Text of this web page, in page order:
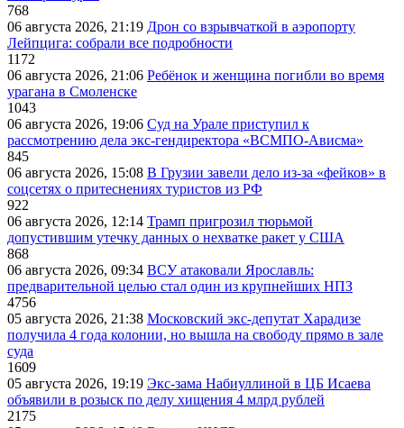
768
06 августа 2026, 21:19 Дрон со взрывчаткой в аэропорту
Лейпцига: собрали все подробности
1172
06 августа 2026, 21:06 Ребёнок и женщина погибли во время
урагана в Смоленске
1043
06 августа 2026, 19:06 Суд на Урале приступил к
рассмотрению дела экс-гендиректора «ВСМПО-Ависма»
845
06 августа 2026, 15:08 В Грузии завели дело из-за «фейков» в
соцсетях о притеснениях туристов из РФ
922
06 августа 2026, 12:14 Трамп пригрозил тюрьмой
допустившим утечку данных о нехватке ракет у США
868
06 августа 2026, 09:34 ВСУ атаковали Ярославль:
предварительной целью стал один из крупнейших НПЗ
4756
05 августа 2026, 21:38 Московский экс-депутат Харадизе
получила 4 года колонии, но вышла на свободу прямо в зале
суда
1609
05 августа 2026, 19:19 Экс-зама Набиуллиной в ЦБ Исаева
объявили в розыск по делу хищения 4 млрд рублей
2175